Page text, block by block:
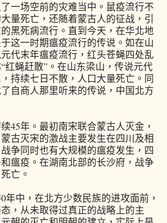
一场空前的灾难当中。鼠疫流行不
量死亡，还随着蒙古人的征战，引
黑死病流行。直到今天，在华北地
这一时期瘟疫流行的传说。如在山
代末年瘟疫流行，红头苍蝇四处乱
红蝇赶散”。在山东梁山，传说元代
持续七日不散，人口大量死亡。同
自商人那里听来的传说，中国北方
45年。最初南宋联合蒙古人灭金，
古灭宋的激战主要发生在四川及相
争同时也有大规模的瘟疫发生，四
瘟疫。在湖南北部的长沙府，战争
亡。
年中，在北方少数民族的进攻面前，
，从未取得过真正的战略上的主